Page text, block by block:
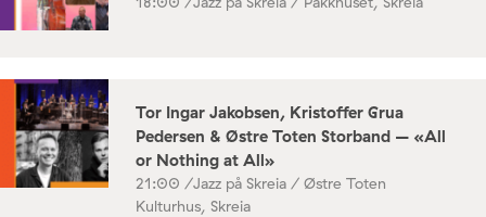
Tor Ingar Jakobsen, Kristoffer Grua
Pedersen & Østre Toten Storband – «All
or Nothing at All»
21:00 /Jazz på Skreia / Østre Toten
Kulturhus, Skreia